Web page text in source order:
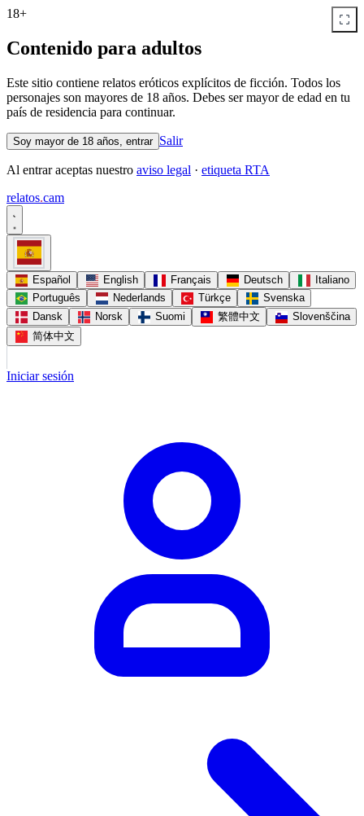
18+
Contenido para adultos
Este sitio contiene relatos eróticos explícitos de ficción. Todos los
personajes son mayores de 18 años. Debes ser mayor de edad en tu
país de residencia para continuar.
Soy mayor de 18 años, entrar Salir
Al entrar aceptas nuestro aviso legal · etiqueta RTA
relatos.cam
Español English Français Deutsch
Italiano
Português
Nederlands Türkçe
Svenska
Dansk
Norsk Suomi 繁體中文
Slovenščina
简体中文
Iniciar sesión